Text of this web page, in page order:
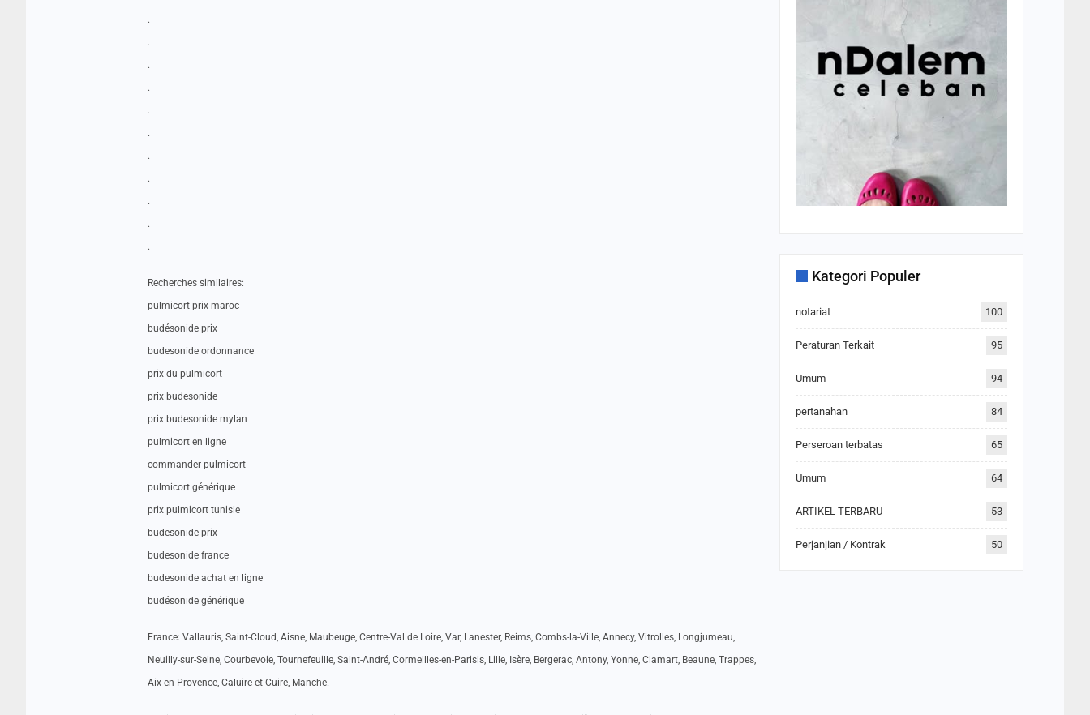
.
.
.
.
.
.
.
.
.
.
.
Recherches similaires:
pulmicort prix maroc
budésonide prix
budesonide ordonnance
prix du pulmicort
prix budesonide
prix budesonide mylan
pulmicort en ligne
commander pulmicort
pulmicort générique
prix pulmicort tunisie
budesonide prix
budesonide france
budesonide achat en ligne
budésonide générique
France: Vallauris, Saint-Cloud, Aisne, Maubeuge, Centre-Val de Loire, Var, Lanester, Reims, Combs-la-Ville, Annecy, Vitrolles, Longjumeau,
Neuilly-sur-Seine, Courbevoie, Tournefeuille, Saint-André, Cormeilles-en-Parisis, Lille, Isère, Bergerac, Antony, Yonne, Clamart, Beaune, Trappes,
Aix-en-Provence, Caluire-et-Cuire, Manche.
Kategori Populer
notariat 100
Peraturan Terkait 95
Umum 94
pertanahan 84
Perseroan terbatas 65
Umum 64
ARTIKEL TERBARU 53
Perjanjian / Kontrak 50